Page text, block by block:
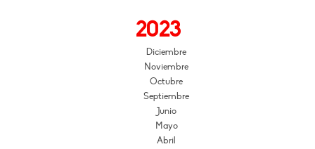
2023
Diciembre
Noviembre
Octubre
Septiembre
Junio
Mayo
Abril